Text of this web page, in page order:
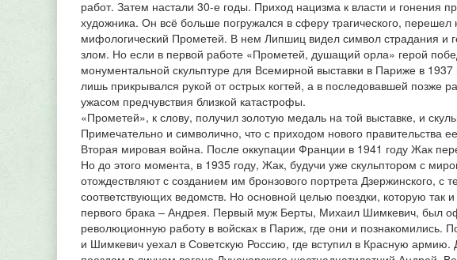
работ. Затем настали 30-е годы. Приход нацизма к власти и гонения
художника. Он всё больше погружался в сферу трагического,
мифологический Прометей. В нем Липшиц видел символ страдания и
злом. Но если в первой работе «Прометей, душащий орла» герой
монументальной скульптуре для Всемирной выставки в Париже в
лишь прикрывался рукой от острых когтей, а в последовавшей
ужасом предчувствия близкой катастрофы.
«Прометей», к слову, получил золотую медаль на той выставке, и
Примечательно и символично, что с приходом нового правительства
Вторая мировая война. После оккупации Франции в 1941 году Жак
Но до этого момента, в 1935 году, Жак, будучи уже скульптором с
отождествляют с созданием им бронзового портрета Дзержинского, с
соответствующих ведомств. Но основной целью поездки, которую
первого брака – Андрея. Первый муж Берты, Михаил Шимкевич, был
революционную работу в войсках в Париж, где они и познакомились.
и Шимкевич уехал в Советскую Россию, где вступил в Красную армию.